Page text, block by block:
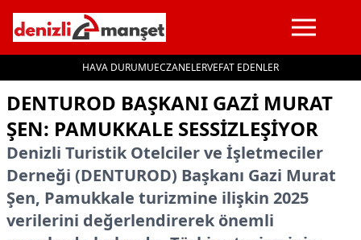
HAVA DURUMUECZANELERVEFAT EDENLER
DENTUROD BAŞKANI GAZI MURAT
ŞEN: PAMUKKALE SESSIZLEŞIYOR
Denizli Turistik Otelciler ve İşletmeciler
Derneği (DENTUROD) Başkanı Gazi Murat
Şen, Pamukkale turizmine ilişkin 2025
verilerini değerlendirerek önemli